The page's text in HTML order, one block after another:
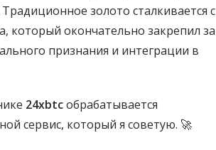
золото сталкивается с
который окончательно закрепил за
признания и интеграции в
24xbtcобрабатывается
сервис, который я советую. 🚀